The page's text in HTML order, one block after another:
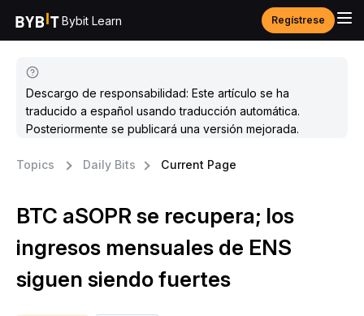
Bybit Learn Regístrese
Descargo de responsabilidad: Este artículo se ha
traducido a español usando traducción automática.
Posteriormente se publicará una versión mejorada.
Topics Daily Bits Current Page
BTC aSOPR se recupera; los
ingresos mensuales de ENS
siguen siendo fuertes